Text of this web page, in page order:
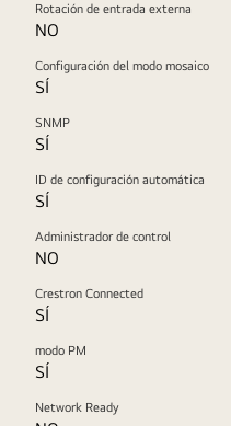
Rotación de entrada externa
NO
Configuración del modo mosaico
SÍ
SNMP
SÍ
ID de configuración automática
SÍ
Administrador de control
NO
Crestron Connected
SÍ
modo PM
SÍ
Network Ready